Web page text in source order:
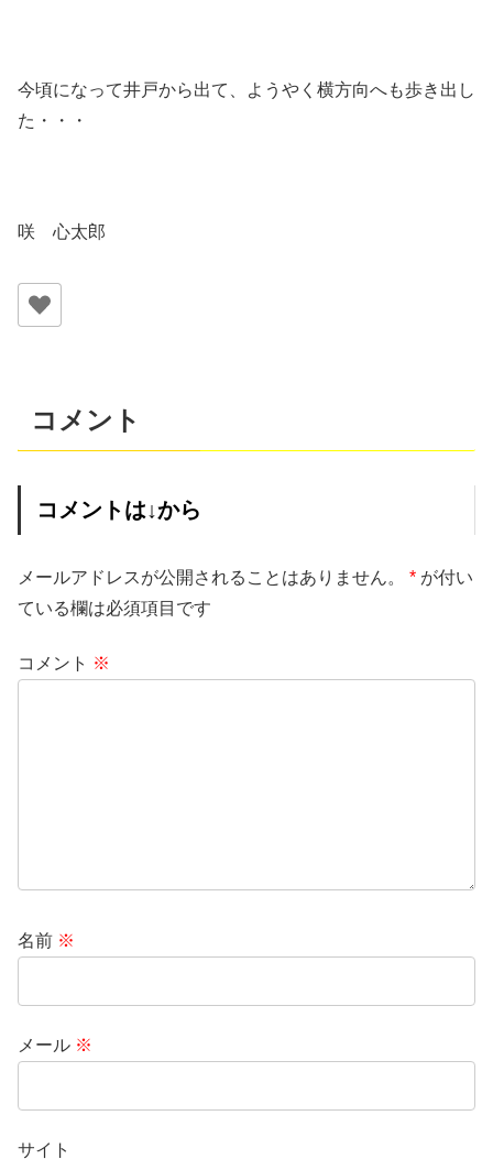
今頃になって井戸から出て、ようやく横方向へも歩き出し
た・・・
咲 心太郎
コメント
コメントは↓から
メールアドレスが公開されることはありません。 * が付い
ている欄は必須項目です
コメント ※
名前 ※
メール ※
サイト